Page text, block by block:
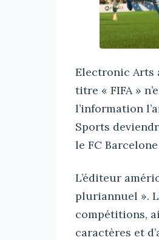
Electronic Arts
titre « FIFA »
l’information
Sports
le FC
L’éditeur
pluriannuel ».
compétitions,
caractères et